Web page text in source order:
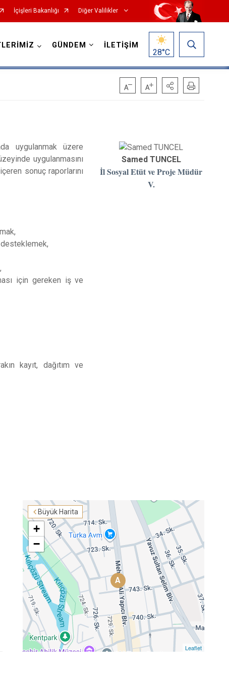
İçişleri Bakanlığı Diğer Valilikler
GÜNDEM İLETİŞİM
28°C
uygulanmak üzere
uygulanmasını
sonuç raporlarını
desteklemek,
için gereken iş ve
kayıt, dağıtım ve
Samed TUNCEL
İl Sosyal Etüt ve Proje Müdür
V.
Büyük Harita
A
+
−
Leaflet